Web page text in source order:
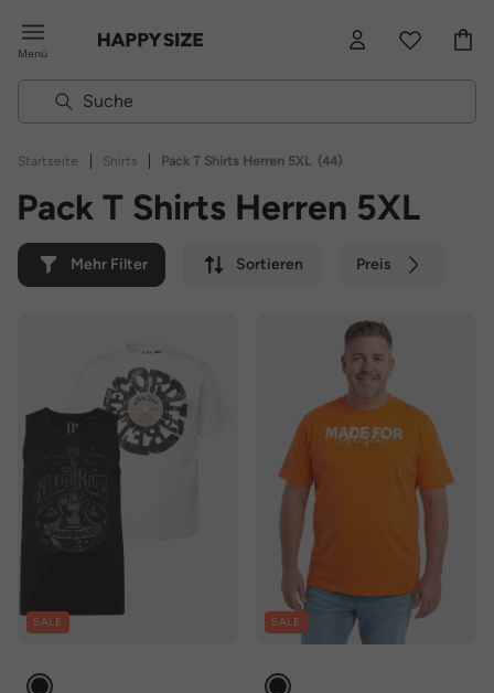
Menü
Startseite | Shirts | Pack T Shirts Herren 5XL (44)
Pack T Shirts Herren 5XL
Mehr Filter Sortieren Preis
SALE SALE